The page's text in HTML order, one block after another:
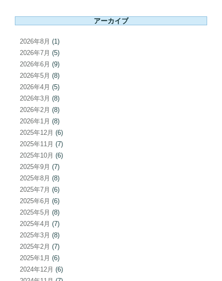
ン
アーカイブ
2026年8月 (1)
2026年7月 (5)
2026年6月 (9)
2026年5月 (8)
2026年4月 (5)
2026年3月 (8)
2026年2月 (8)
2026年1月 (8)
2025年12月 (6)
2025年11月 (7)
2025年10月 (6)
2025年9月 (7)
2025年8月 (8)
2025年7月 (6)
2025年6月 (6)
2025年5月 (8)
2025年4月 (7)
2025年3月 (8)
2025年2月 (7)
2025年1月 (6)
2024年12月 (6)